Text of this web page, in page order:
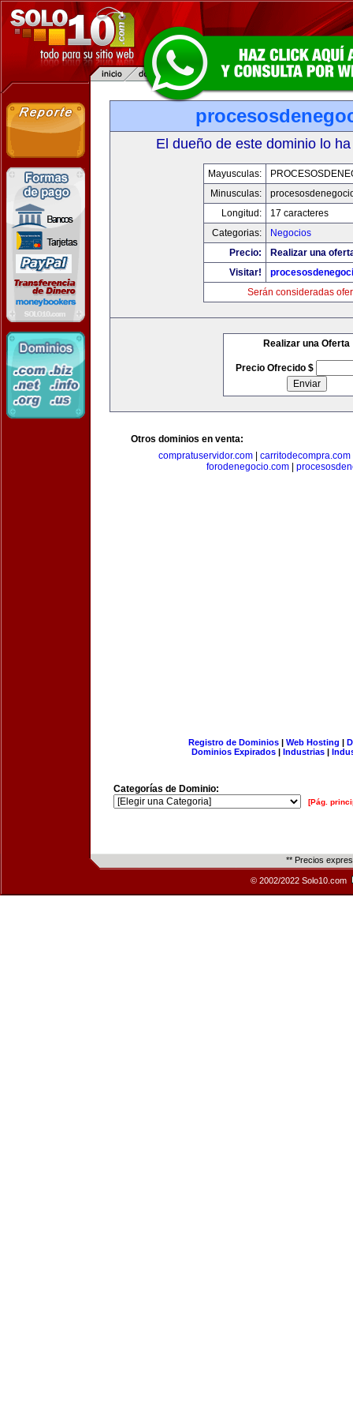
El dueño de este dominio lo
Mayusculas:
Minusculas:
Longitud:
17 caracteres
Categorias:
Negocios
Precio:
Realizar una
Visitar!
Serán consideradas
Realizar una Oferta
Precio Ofrecido $
Otros dominios en venta:
compratuservidor.com
carritodecompra.com
forodenegocio.com
Registro de Dominios| Web Hosting |
Dominios Expirados | Industrias |
Categorías de Dominio:
[Pág.
** Precios
© 2002/2022 Solo10.com